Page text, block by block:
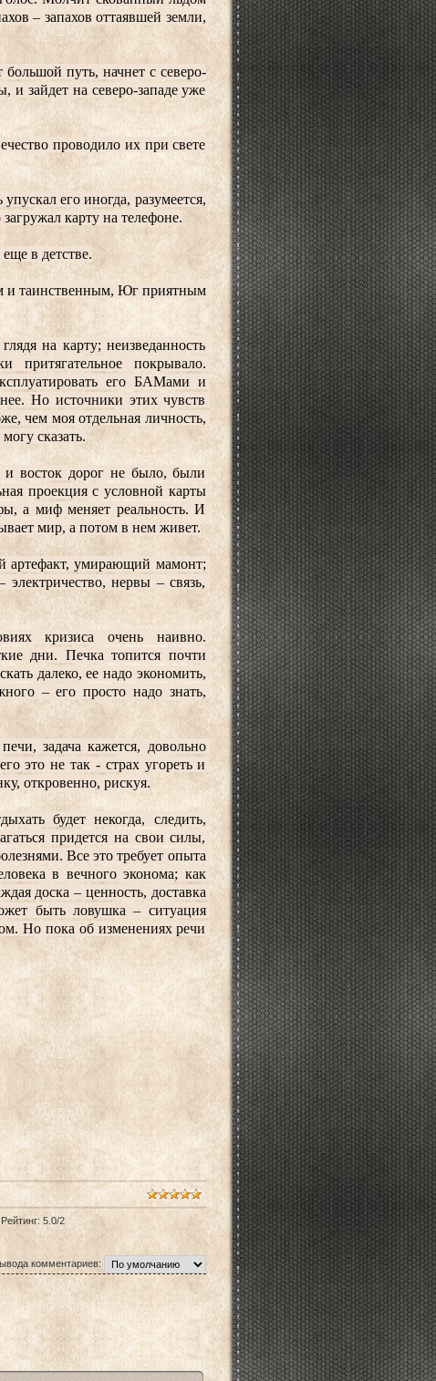
– запахов оттаявшей земли,
путь, начнет с северо-
и зайдет на северо-западе уже
проводило их при свете
его иногда, разумеется,
карту на телефоне.
в детстве.
и таинственным, Юг приятным
на карту; неизведанность
притягательное покрывало.
его БАМами и
Но источники этих чувств
чем моя отдельная личность,
сказать.
и восток дорог не было, были
проекция с условной карты
а миф меняет реальность. И
мир, а потом в нем живет.
артефакт, умирающий мамонт;
нервы – связь,
кризиса очень наивно.
дни. Печка топится почти
далеко, ее надо экономить,
– его просто надо знать,
задача кажется, довольно
это не так - страх угореть и
откровенно, рискуя.
будет некогда, следить,
придется на свои силы,
Все это требует опыта
в вечного эконома; как
доска – ценность, доставка
быть ловушка – ситуация
Но пока об изменениях речи
Рейтинг: 5.0/2
комментариев: